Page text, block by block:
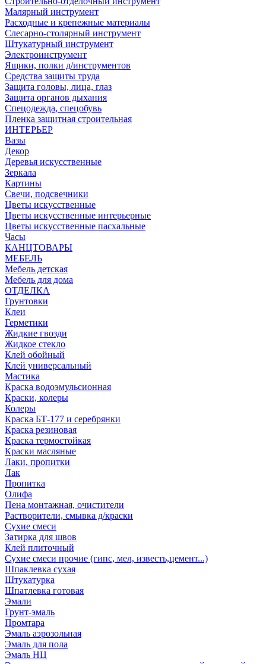
Малярный инструмент
Расходные и крепежные материалы
Слесарно-столярный инструмент
Штукатурный инструмент
Электроинструмент
Ящики, полки д/инструментов
Средства защиты труда
Защита головы, лица, глаз
Защита органов дыхания
Спецодежда, спецобувь
Пленка защитная строительная
ИНТЕРЬЕР
Вазы
Декор
Деревья искусственные
Зеркала
Картины
Свечи, подсвечники
Цветы искусственные
Цветы искусственные интерьерные
Цветы искусственные пасхальные
Часы
КАНЦТОВАРЫ
МЕБЕЛЬ
Мебель детская
Мебель для дома
ОТДЕЛКА
Грунтовки
Клеи
Герметики
Жидкие гвозди
Жидкое стекло
Клей обойный
Клей универсальный
Мастика
Краска водоэмульсионная
Краски, колеры
Колеры
Краска БТ-177 и серебрянки
Краска резиновая
Краска термостойкая
Краски масляные
Лаки, пропитки
Лак
Пропитка
Олифа
Пена монтажная, очистители
Растворители, смывка д/краски
Сухие смеси
Затирка для швов
Клей плиточный
Сухие смеси прочие (гипс, мел, известь,цемент...)
Шпаклевка сухая
Штукатурка
Шпатлевка готовая
Эмали
Грунт-эмаль
Промтара
Эмаль аэрозольная
Эмаль для пола
Эмаль НЦ